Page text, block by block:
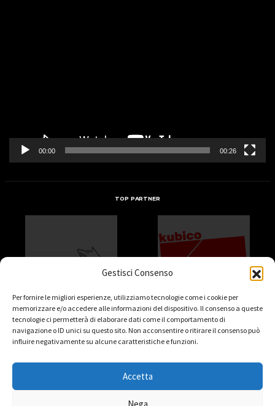
Gestisci Consenso
Per fornire le migliori esperienze, utilizziamo tecnologie come i cookie per
memorizzare e/o accedere alle informazioni del dispositivo. Il consenso a queste
tecnologie ci permetterà di elaborare dati come il comportamento di
navigazione o ID unici su questo sito. Non acconsentire o ritirare il consenso può
influire negativamente su alcune caratteristiche e funzioni.
Accetta
Nega
00:00 00:26
TOP PARTNER